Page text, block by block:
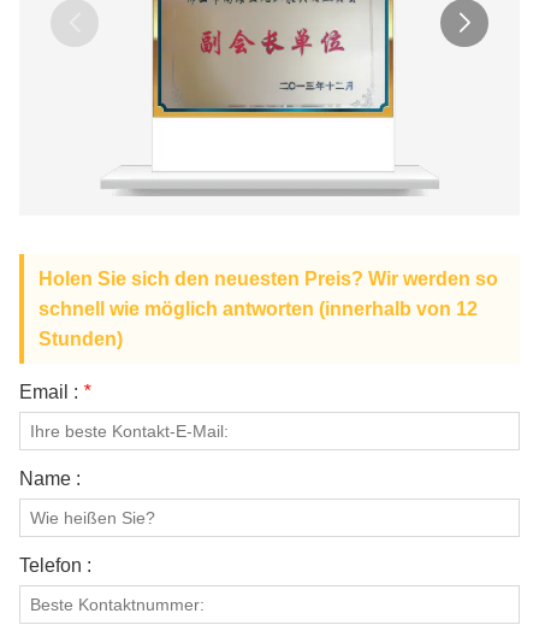
Holen Sie sich den neuesten Preis? Wir werden so
schnell wie möglich antworten (innerhalb von 12
Stunden)
Email : *
Name :
Telefon :